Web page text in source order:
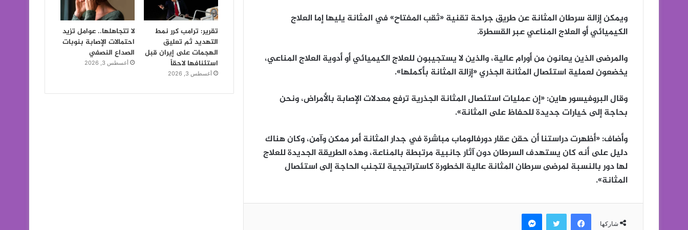
ويمكن إزالة سرطان المثانة عن طريق جراحة تقنية «ثقب المفتاح» في المثانة يليها إما العلاج
الكيميائي أو العلاج المناعي عبر القسطرة.
والمرضى الذين يعانون من أورام عالية، والذين لا يستجيبون للعلاج الكيميائي أو أدوية العلاج المناعي،
يخضعون لعملية استئصال المثانة الجذري «إزالة المثانة بأكملها».
وقال البروفيسور هاين: «إن عمليات استئصال المثانة الجذرية ترفع معدلات الإصابة بالأمراض، ونحن
بحاجة إلى خيارات جديدة للحفاظ على المثانة».
وأضاف: «أظهرت دراستنا أن حقن عقار دورفالوماب مباشرة في جدار المثانة أمر ممكن وآمن، وكان هناك
دليل على أنه كان يستهدف السرطان دون آثار جانبية مرتبطة بالمناعة، وهذه الطريقة الجديدة للعلاج
لها دور بالنسبة لمرضى سرطان المثانة عالية الخطورة كاستراتيجية لتجنب الحاجة إلى استئصال
المثانة».
شاركها
فيسبوك تويتر ماسنجر
تقرير: ترامب كرر نمط
التهديد ثم تعليق
الهجمات على إيران قبل
استئنافها لاحقاً
أغسطس 3, 2026
لا تتجاهلها.. عوامل تزيد
احتمالات الإصابة بنوبات
الصداع النصفي
أغسطس 3, 2026